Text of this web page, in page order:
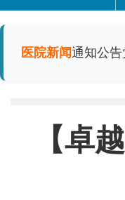
医院新闻通知公告
【卓